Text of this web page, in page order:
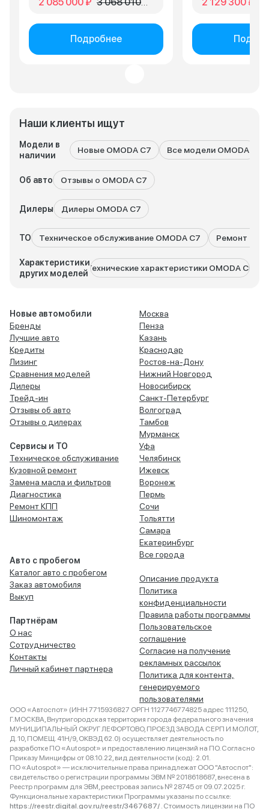
Наши клиенты ищут
Модели в
наличии
Новые OMODA C7 Все модели OMODA
Об авто Отзывы о OMODA C7
Дилеры Дилеры OMODA C7
ТО Техническое обслуживание OMODA C7 Ремонт
Характеристики
других моделей
Технические характеристики OMODA C5
если ищете
Подробнее
Новые автомобили
Бренды
Лучшие авто
Кредиты
Лизинг
Сравнения моделей
Дилеры
Трейд-ин
Отзывы об авто
Отзывы о дилерах
Сервисы и ТО
Техническое обслуживание
Кузовной ремонт
Замена масла и фильтров
Диагностика
Ремонт КПП
Шиномонтаж
Авто с пробегом
Каталог авто с пробегом
Заказ автомобиля
Выкуп
Партнёрам
О нас
Сотрудничество
Контакты
Личный кабинет партнера
Москва
Пенза
Казань
Краснодар
Ростов-на-Дону
Нижний Новгород
Новосибирск
Санкт-Петербург
Волгоград
Тамбов
Мурманск
Уфа
Челябинск
Ижевск
Воронеж
Пермь
Сочи
Тольятти
Самара
Екатеринбург
Все города
Описание продукта
Политика
конфиденциальности
Правила работы программы
Пользовательское
соглашение
Согласие на получение
рекламных рассылок
Политика для контента,
генерируемого
пользователями
ООО «Автоспот» (ИНН 7715936827 ОРГН 1127746774825 адрес 111250,
Г.МОСКВА, Внутригородская территория города федерального значения
МУНИЦИПАЛЬНЫЙ ОКРУГ ЛЕФОРТОВО, ПРОЕЗД ЗАВОДА СЕРП И МОЛОТ,
Д. 10, ПОМЕЩ. 41Н/9, ОКВЭД 62.0) осуществляет деятельность по
разработке ПО «Autospot» и предоставлению лицензий на ПО. Согласно
Приказу Минцифры от 08.10.22, вид деятельности (код): 2.01.
ПО «Autospot» — исключительные права принадлежат ООО "Автоспот":
свидетельство о регистрации программы ЭВМ № 2018618687, внесена в
Реестр программ для ЭВМ, реестровая запись № 28745 от 09.07.2025 г.
Функциональные характеристики Программы указаны по ссылке:
https://reestr.digital.gov.ru/reestr/3467687/ . Стоимость лицензии на ПО